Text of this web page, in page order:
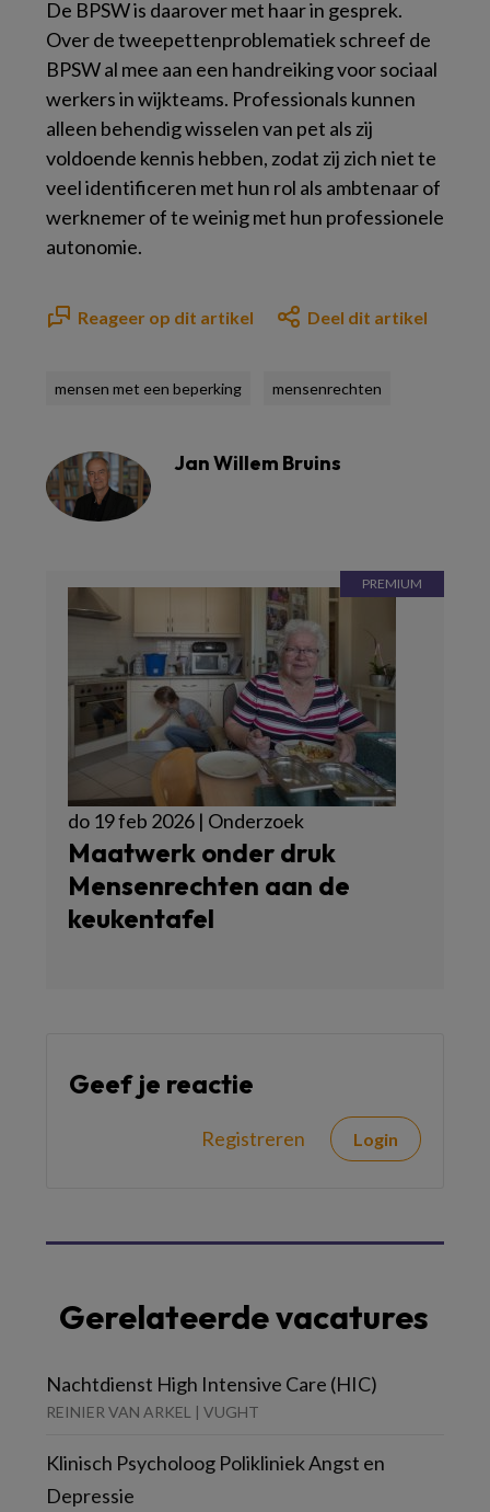
De BPSW is daarover met haar in gesprek.
Over de tweepettenproblematiek schreef de
BPSW al mee aan een handreiking voor sociaal
werkers in wijkteams. Professionals kunnen
alleen behendig wisselen van pet als zij
voldoende kennis hebben, zodat zij zich niet te
veel identificeren met hun rol als ambtenaar of
werknemer of te weinig met hun professionele
autonomie.
Reageer op dit artikel Deel dit artikel
mensen met een beperking mensenrechten
Jan Willem Bruins
do 19 feb 2026 | Onderzoek
Maatwerk onder druk
Mensenrechten aan de
keukentafel
Geef je reactie
Registreren Login
Gerelateerde vacatures
Nachtdienst High Intensive Care (HIC)
REINIER VAN ARKEL | VUGHT
Klinisch Psycholoog Polikliniek Angst en
Depressie